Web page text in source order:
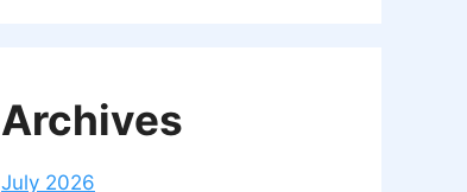
Archives
July 2026